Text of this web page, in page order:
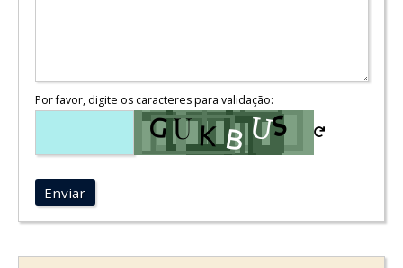
Por favor, digite os caracteres para validação:
Enviar